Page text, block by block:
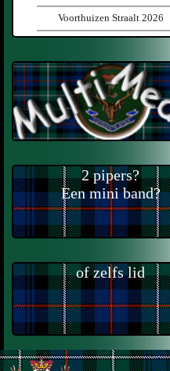
Voorthuizen Straalt 2026
2 pipers?
Een mini band?
of zelfs lid